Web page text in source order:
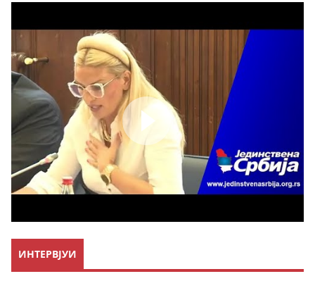
ИНТЕРВЈУИ